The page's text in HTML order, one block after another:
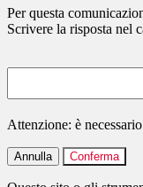
Per questa
Scrivere la risposta nel
Attenzione: è
Annulla Conferma